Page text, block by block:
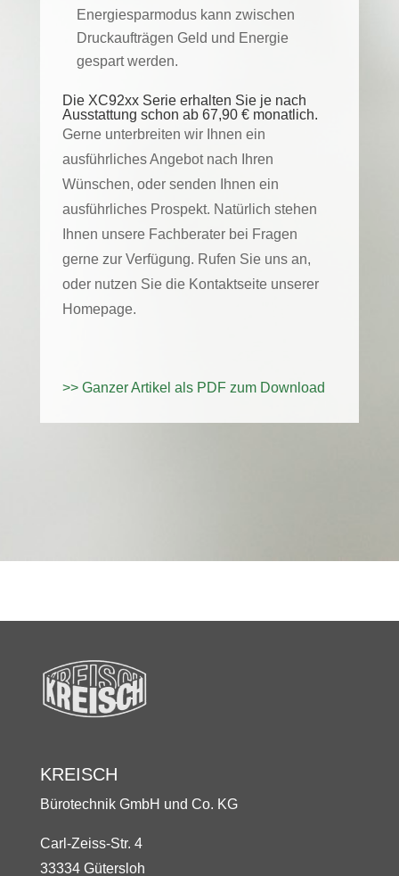
Energiesparmodus kann zwischen
Druckaufträgen Geld und Energie
gespart werden.
Die XC92xx Serie erhalten Sie je nach
Ausstattung schon ab 67,90 € monatlich.
Gerne unterbreiten wir Ihnen ein
ausführliches Angebot nach Ihren
Wünschen, oder senden Ihnen ein
ausführliches Prospekt. Natürlich stehen
Ihnen unsere Fachberater bei Fragen
gerne zur Verfügung. Rufen Sie uns an,
oder nutzen Sie die Kontaktseite unserer
Homepage.
>> Ganzer Artikel als PDF zum Download
KREISCH
Bürotechnik GmbH und Co. KG
Carl-Zeiss-Str. 4
33334 Gütersloh